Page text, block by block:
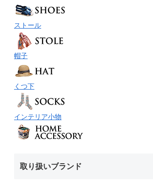
ストール
帽子
くつ下
インテリア小物
取り扱いブランド